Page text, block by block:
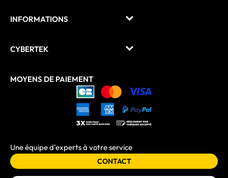
INFORMATIONS
CYBERTEK
MOYENS DE PAIEMENT
Une équipe d'experts à votre service
CONTACT